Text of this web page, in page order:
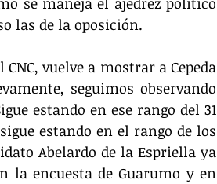
las de la oposición.
vuelve a mostrar a Cepeda
seguimos observando
estando en ese rango del 31
estando en el rango de los
Abelardo de la Espriella ya
la encuesta de Guarumo y en